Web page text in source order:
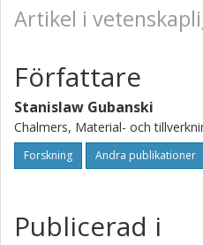
Artikel i
Författare
Stanislaw Gubanski
Chalmers, Material- och
Forskning Andra publikationer
Publicerad i